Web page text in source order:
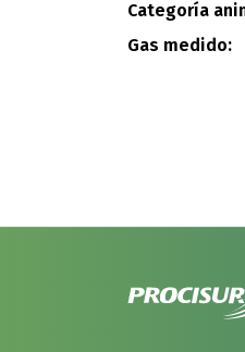
Categoría
Gas medido: